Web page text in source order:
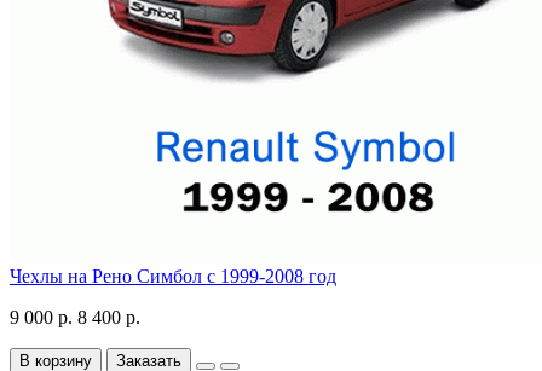
Чехлы на Рено Симбол с 1999-2008 год
9 000 р. 8 400 р.
В корзину Заказать